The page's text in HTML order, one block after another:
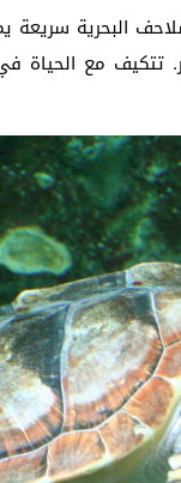
تتكيف مع الحياة